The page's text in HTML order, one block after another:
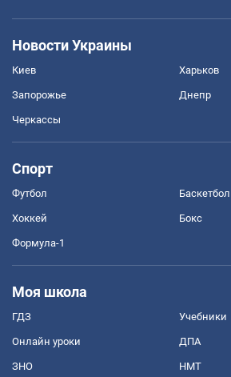
Новости Украины
Киев Харьков
Запорожье Днепр
Черкассы
Спорт
Футбол Баскетбол
Хоккей Бокс
Формула-1
Моя школа
ГДЗ Учебники
Онлайн уроки ДПА
ЗНО НМТ